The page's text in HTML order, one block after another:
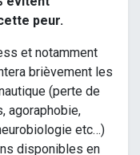
peur.
et notamment
brièvement les
(perte de
agoraphobie,
etc…)
disponibles en